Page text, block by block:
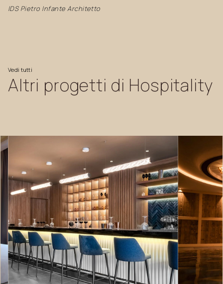
IDS Pietro Infante Architetto
Vedi tutti
Altri progetti di Hospitality